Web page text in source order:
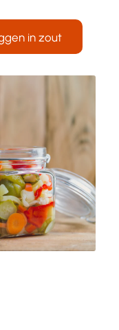
in zout